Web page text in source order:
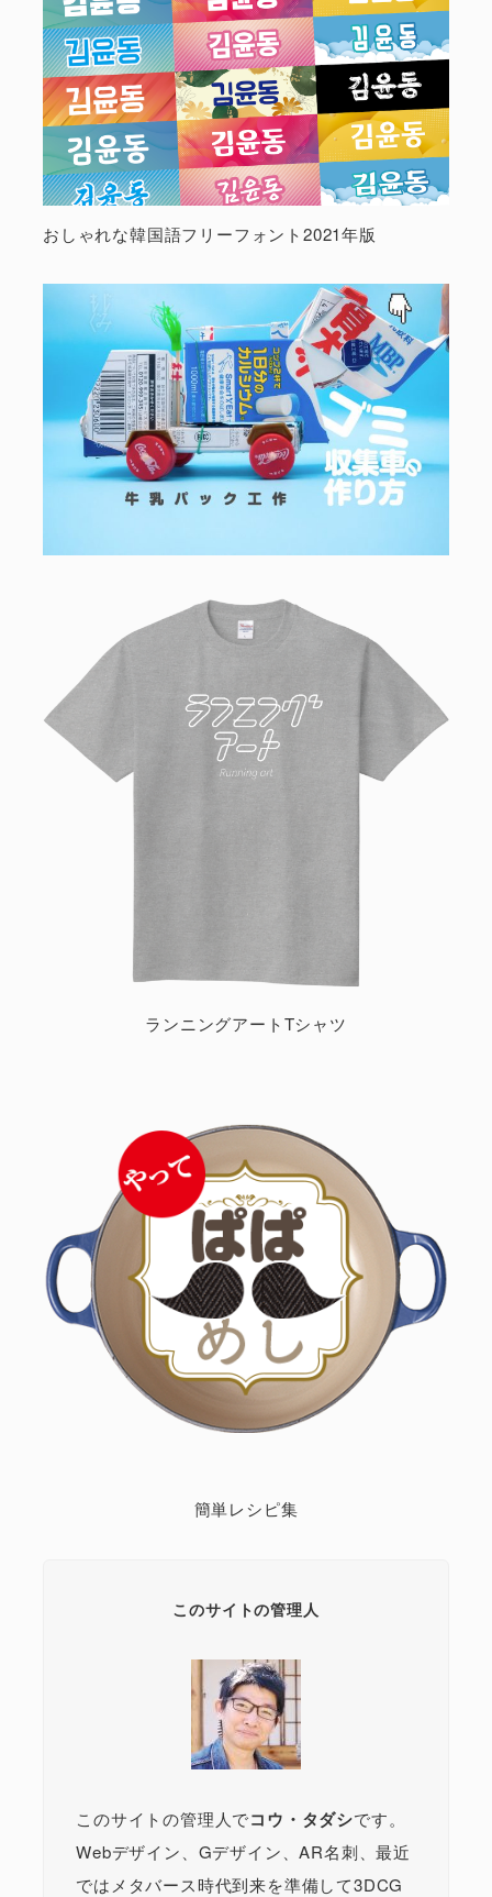
おしゃれな韓国語フリーフォント2021年版
ランニングアートTシャツ
簡単レシピ集
このサイトの管理人
このサイトの管理人でコウ・タダシです。
Webデザイン、Gデザイン、AR名刺、最近
ではメタバース時代到来を準備して3DCG